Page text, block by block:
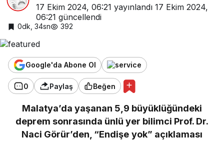
17 Ekim 2024, 06:21 yayınlandı 17 Ekim 2024,
06:21 güncellendi
0dk, 34sn 392
Google'da Abone Ol
0 Paylaş Beğen
Malatya’da yaşanan 5,9 büyüklüğündeki
deprem sonrasında ünlü yer bilimci Prof. Dr.
Naci Görür’den, “Endişe yok” açıklaması